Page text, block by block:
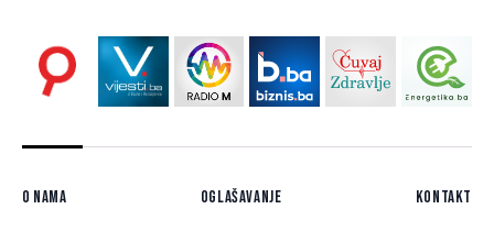
O nama Oglašavanje Kontakt